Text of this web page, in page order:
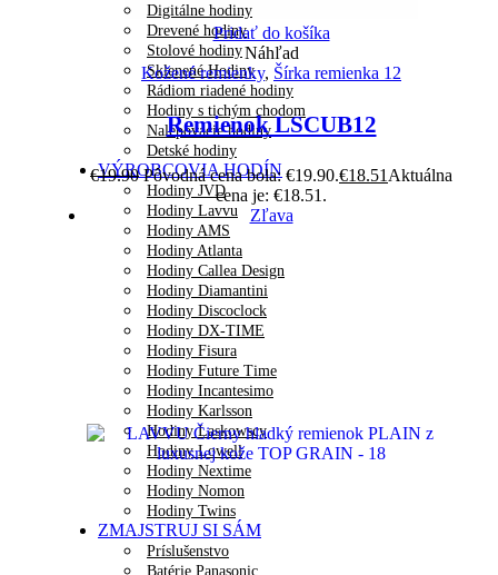
Digitálne hodiny
Drevené hodiny
Stolové hodiny
Sklenené Hodiny
Rádiom riadené hodiny
Hodiny s tichým chodom
Nalepovacie hodiny
Detské hodiny
VÝROBCOVIA HODÍN
Hodiny JVD
Hodiny Lavvu
Hodiny AMS
Hodiny Atlanta
Hodiny Callea Design
Hodiny Diamantini
Hodiny Discoclock
Hodiny DX-TIME
Hodiny Fisura
Hodiny Future Time
Hodiny Incantesimo
Hodiny Karlsson
Hodiny Laskowscy
Hodiny Lowell
Hodiny Nextime
Hodiny Nomon
Hodiny Twins
ZMAJSTRUJ SI SÁM
Príslušenstvo
Batérie Panasonic
Pridať do košíka
Náhľad
Kožené remienky, Šírka remienka 12
Remienok LSCUB12
€19.90 Pôvodná cena bola: €19.90.€18.51 Aktuálna
cena je: €18.51.
Zľava